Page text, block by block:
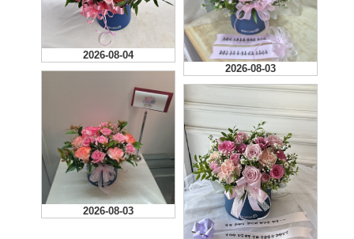
2026-08-04
2026-08-03
2026-08-03